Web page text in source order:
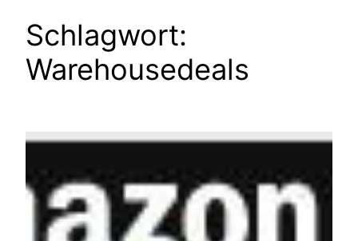
Schlagwort:
Warehousedeals